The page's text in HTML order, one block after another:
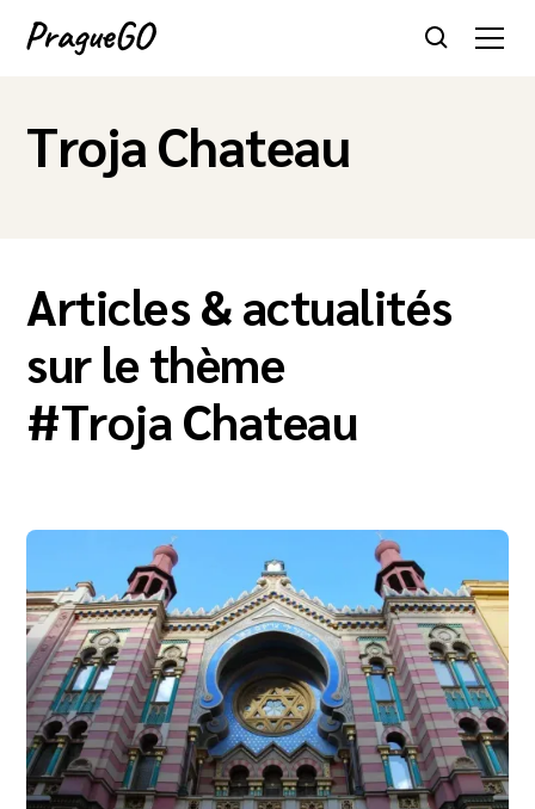
Troja Chateau
Articles & actualités
sur le thème
#Troja Chateau